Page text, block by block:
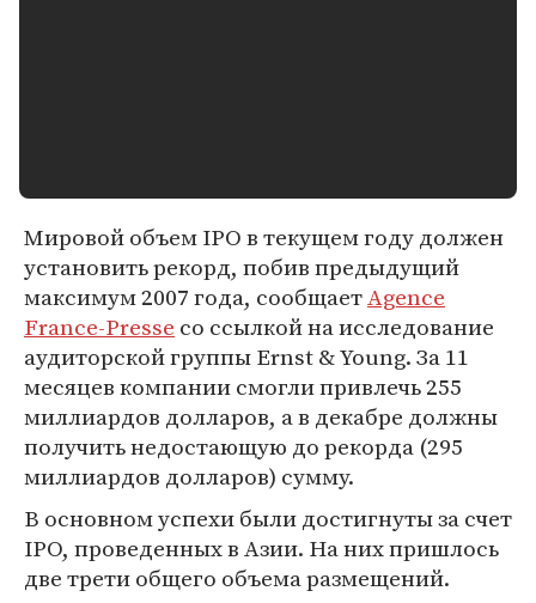
Мировой объем IPO в текущем году должен
установить рекорд, побив предыдущий
максимум 2007 года, сообщаетAgence
France-Presse со ссылкой на исследование
аудиторской группы Ernst & Young. За 11
месяцев компании смогли привлечь 255
миллиардов долларов, а в декабре должны
получить недостающую до рекорда (295
миллиардов долларов) сумму.
В основном успехи были достигнуты за счет
IPO, проведенных в Азии. На них пришлось
две трети общего объема размещений.